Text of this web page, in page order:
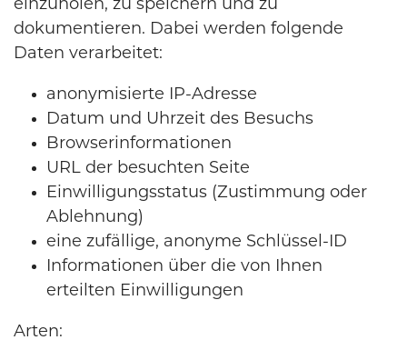
einzuholen, zu speichern und zu
dokumentieren. Dabei werden folgende
Daten verarbeitet:
anonymisierte IP-Adresse
Datum und Uhrzeit des Besuchs
Browserinformationen
URL der besuchten Seite
Einwilligungsstatus (Zustimmung oder
Ablehnung)
eine zufällige, anonyme Schlüssel-ID
Informationen über die von Ihnen
erteilten Einwilligungen
Arten: